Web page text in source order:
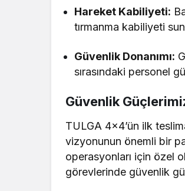
Hareket Kabiliyeti:
tırmanma kabiliyeti
Güvenlik Donanımı:
sırasındaki personel
Güvenlik
TULGA 4×4’ün ilk
vizyonunun önemli bir
operasyonları için özel
görevlerinde güvenlik